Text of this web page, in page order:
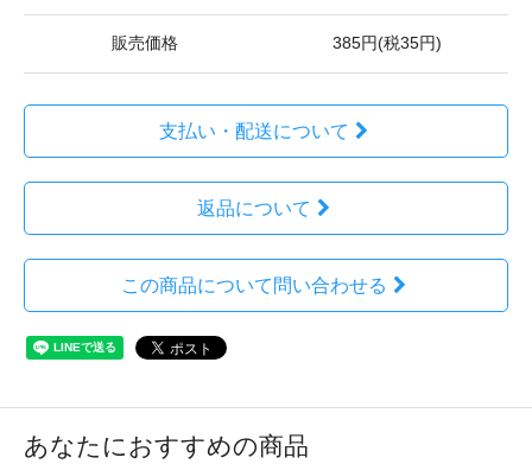
販売価格 385円(税35円)
支払い・配送について
返品について
この商品について問い合わせる
あなたにおすすめの商品